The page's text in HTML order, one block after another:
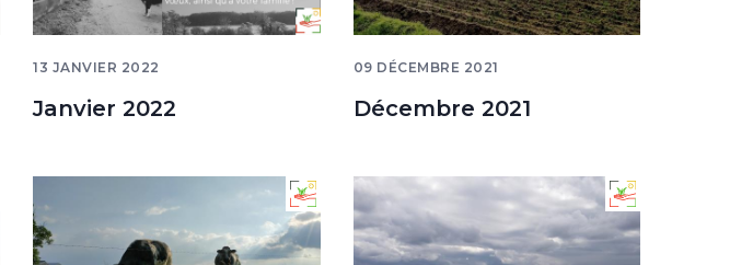
13 JANVIER 2022
Janvier 2022
09 DÉCEMBRE 2021
Décembre 2021